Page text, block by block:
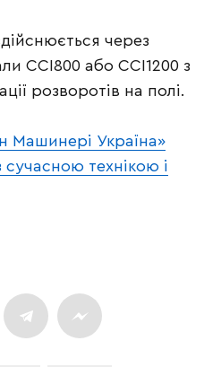
через
CCI800 або CCI1200 з
розворотів на полі.
Машинері Україна»
сучасною технікою і